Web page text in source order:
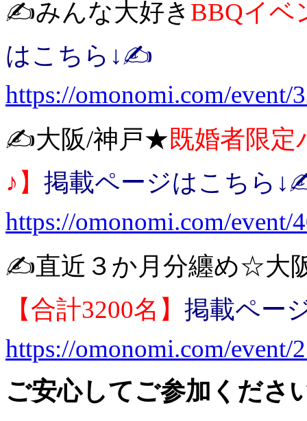
✍️みんな大好き BBQイベ
はこちら↓✍️
https://omonomi.com/event/
✍️大阪/神戸★既婚者限
♪】 掲載ページはこちら
https://omonomi.com/event/
✍️直近３か月分纏め☆大
【合計3200名】 掲載ペー
https://omonomi.com/event/
ご安心してご参加くださ